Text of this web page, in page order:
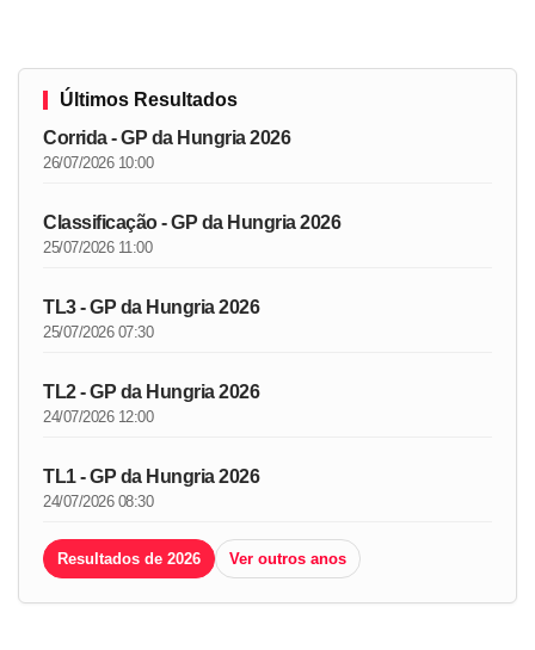
Últimos Resultados
Corrida - GP da Hungria 2026
26/07/2026 10:00
Classificação - GP da Hungria 2026
25/07/2026 11:00
TL3 - GP da Hungria 2026
25/07/2026 07:30
TL2 - GP da Hungria 2026
24/07/2026 12:00
TL1 - GP da Hungria 2026
24/07/2026 08:30
Resultados de 2026 Ver outros anos